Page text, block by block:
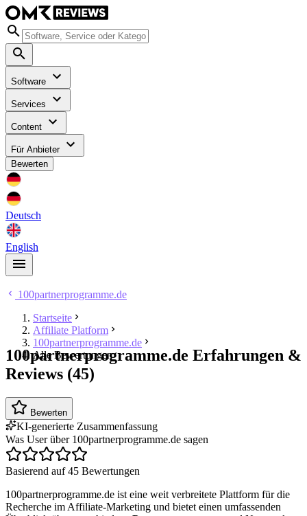
Software
Services
Content
Für Anbieter
Bewerten
Deutsch
English
100partnerprogramme.de
Startseite
Affiliate Platform
100partnerprogramme.de
Alle Bewertungen
100partnerprogramme.de Erfahrungen &
Reviews (45)
Bewerten
KI-generierte Zusammenfassung
Was User über 100partnerprogramme.de sagen
Basierend auf 45 Bewertungen
100partnerprogramme.de ist eine weit verbreitete Plattform für die
Recherche im Affiliate-Marketing und bietet einen umfassenden